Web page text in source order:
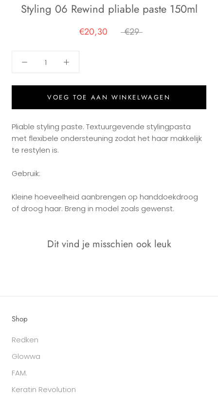
Styling 06 Rewind pliable paste 150ml
€20,30 €29
VOEG TOE AAN WINKELWAGEN
Pliable styling paste. Textuurgevende stylingpasta
met flexibele ondersteuning zodat het haar makkelijk
te restylen is.
Gebruik:
Kleine hoeveelheid aanbrengen op handdoekdroog
of droog haar. Breng in model zoals gewenst.
Dit vind je misschien ook leuk
Shop
Redken
Glowwa
FAM.
Keratin Revolution